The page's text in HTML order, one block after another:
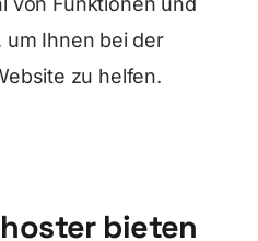
Ihnen bei der
zu helfen.
bieten